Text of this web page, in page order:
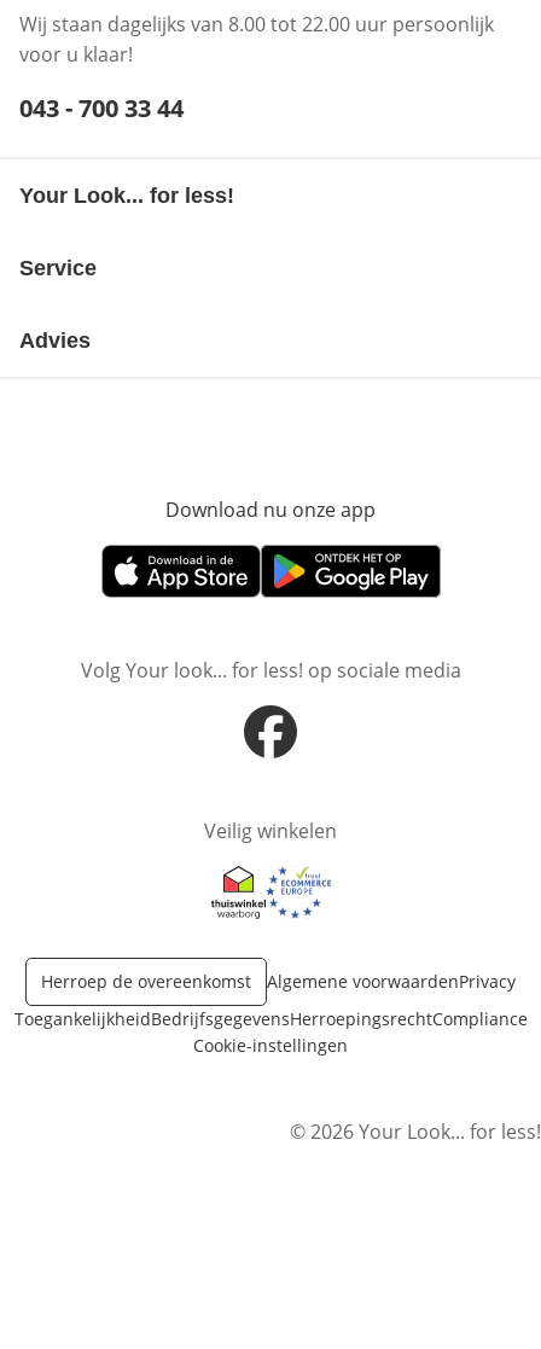
Wij staan dagelijks van 8.00 tot 22.00 uur persoonlijk
voor u klaar!
Telefoonnummer:
043 - 700 33 44
Your Look... for less!
Service
Advies
Download nu onze app
Opent in nieuw vensterOpent in nieuw venster
Volg Your look... for less! op sociale media
Opent in nieuw venster
Veilig winkelen
Opent in nieuw venster
Opent in nieuw venster
Herroep de overeenkomst Algemene voorwaardenPrivacy
ToegankelijkheidBedrijfsgegevensHerroepingsrechtCompliance
Cookie-instellingen
© 2026 Your Look... for less!